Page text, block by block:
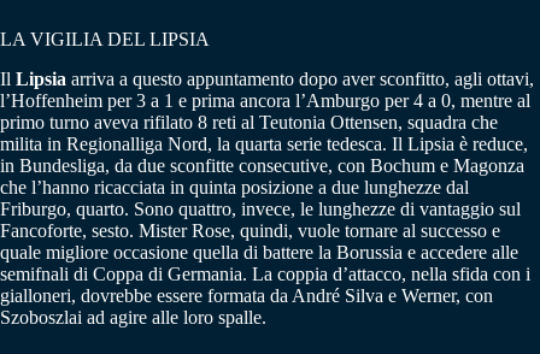
LA VIGILIA DEL LIPSIA
Il Lipsia arriva a questo appuntamento dopo aver sconfitto, agli ottavi,
l’Hoffenheim per 3 a 1 e prima ancora l’Amburgo per 4 a 0, mentre al
primo turno aveva rifilato 8 reti al Teutonia Ottensen, squadra che
milita in Regionalliga Nord, la quarta serie tedesca. Il Lipsia è reduce,
in Bundesliga, da due sconfitte consecutive, con Bochum e Magonza
che l’hanno ricacciata in quinta posizione a due lunghezze dal
Friburgo, quarto. Sono quattro, invece, le lunghezze di vantaggio sul
Fancoforte, sesto. Mister Rose, quindi, vuole tornare al successo e
quale migliore occasione quella di battere la Borussia e accedere alle
semifnali di Coppa di Germania. La coppia d’attacco, nella sfida con i
gialloneri, dovrebbe essere formata da André Silva e Werner, con
Szoboszlai ad agire alle loro spalle.